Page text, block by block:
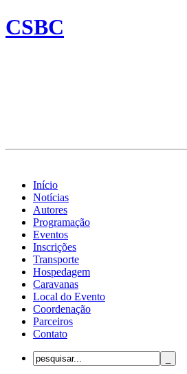
CSBC
Início
Notícias
Autores
Programação
Eventos
Inscrições
Transporte
Hospedagem
Caravanas
Local do Evento
Coordenação
Parceiros
Contato